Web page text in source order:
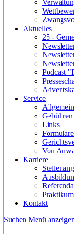
Aktuelles
25 -
Podcast
Service
Gebühren
Links
Formulare
Von
Karriere
Praktikum
Kontakt
Suchen Menü anzeigen